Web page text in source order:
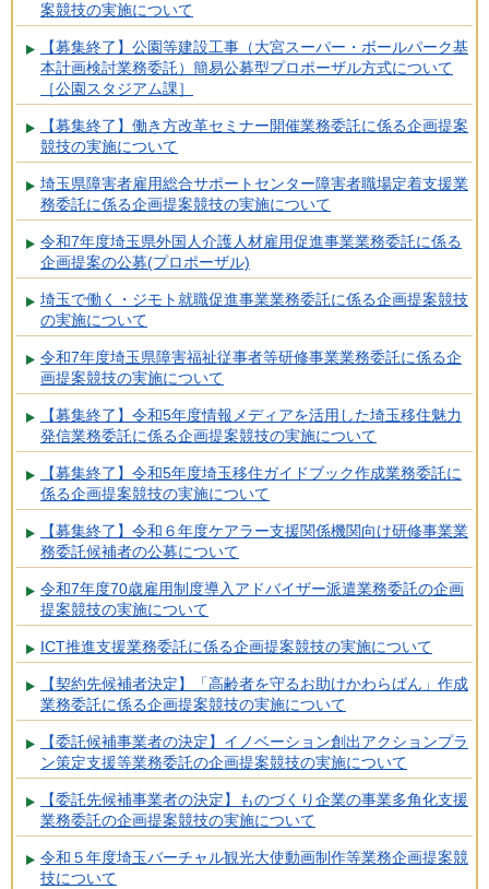
案競技の実施について
【募集終了】公園等建設工事（大宮スーパー・ボールパーク基
本計画検討業務委託）簡易公募型プロポーザル方式について
［公園スタジアム課］
【募集終了】働き方改革セミナー開催業務委託に係る企画提案
競技の実施について
埼玉県障害者雇用総合サポートセンター障害者職場定着支援業
務委託に係る企画提案競技の実施について
令和7年度埼玉県外国人介護人材雇用促進事業業務委託に係る
企画提案の公募(プロポーザル)
埼玉で働く・ジモト就職促進事業業務委託に係る企画提案競技
の実施について
令和7年度埼玉県障害福祉従事者等研修事業業務委託に係る企
画提案競技の実施について
【募集終了】令和5年度情報メディアを活用した埼玉移住魅力
発信業務委託に係る企画提案競技の実施について
【募集終了】令和5年度埼玉移住ガイドブック作成業務委託に
係る企画提案競技の実施について
【募集終了】令和６年度ケアラー支援関係機関向け研修事業業
務委託候補者の公募について
令和7年度70歳雇用制度導入アドバイザー派遣業務委託の企画
提案競技の実施について
ICT推進支援業務委託に係る企画提案競技の実施について
【契約先候補者決定】「高齢者を守るお助けかわらばん」作成
業務委託に係る企画提案競技の実施について
【委託候補事業者の決定】イノベーション創出アクションプラ
ン策定支援等業務委託の企画提案競技の実施について
【委託先候補事業者の決定】ものづくり企業の事業多角化支援
業務委託の企画提案競技の実施について
令和５年度埼玉バーチャル観光大使動画制作等業務企画提案競
技について